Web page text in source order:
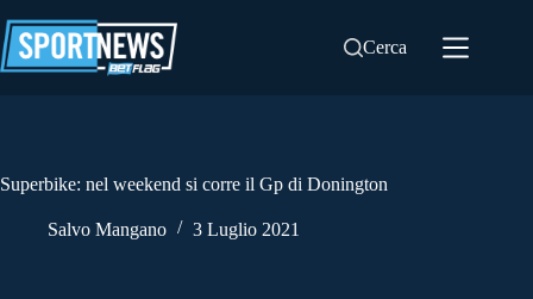
al
contenuto
Cerca
Superbike: nel weekend si corre il Gp di Donington
Salvo Mangano 3 Luglio 2021